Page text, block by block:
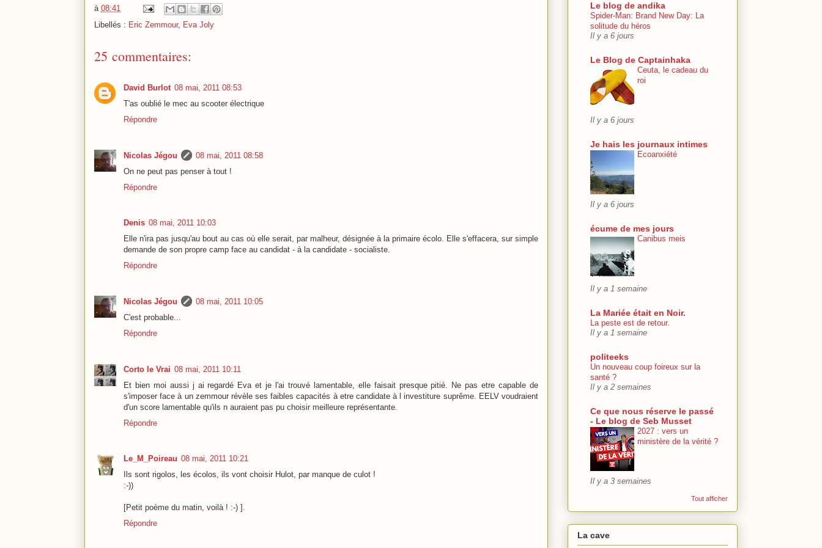
à 08:41
Libellés : Eric Zemmour, Eva Joly
25 commentaires:
David Burlot 08 mai, 2011 08:53
T'as oublié le mec au scooter électrique
Répondre
Nicolas Jégou
08 mai, 2011 08:58
On ne peut pas penser à tout !
Répondre
Denis 08 mai, 2011 10:03
Elle n'ira pas jusqu'au bout au cas où elle serait, par malheur, désignée à la primaire écolo. Elle s'effacera, sur simple
demande de son propre camp face au candidat - à la candidate - socialiste.
Répondre
Nicolas Jégou
08 mai, 2011 10:05
C'est probable...
Répondre
Corto le Vrai 08 mai, 2011 10:11
Et bien moi aussi j ai regardé Eva et je l'ai trouvé lamentable, elle faisait presque pitié. Ne pas etre capable de
s'imposer face à un zemmour révèle ses faibles capacités à etre candidate à l investiture suprême. EELV voudraient
d'un score lamentable qu'ils n auraient pas pu choisir meilleure représentante.
Répondre
Le_M_Poireau 08 mai, 2011 10:21
Ils sont rigolos, les écolos, ils vont choisir Hulot, par manque de culot !
:-))
[Petit poème du matin, voilà ! :-) ].
Répondre
Le blog de andika
Spider-Man: Brand New Day: La
solitude du héros
Il y a 6 jours
Le Blog de Captainhaka
Ceuta, le cadeau du
roi
Il y a 6 jours
Je hais les journaux intimes
Ecoanxiété
Il y a 6 jours
écume de mes jours
Canibus meis
Il y a 1 semaine
La Mariée était en Noir.
La peste est de retour.
Il y a 1 semaine
politeeks
Un nouveau coup foireux sur la
santé ?
Il y a 2 semaines
Ce que nous réserve le passé
- Le blog de Seb Musset
2027 : vers un
ministère de la vérité ?
Il y a 3 semaines
Tout afficher
La cave